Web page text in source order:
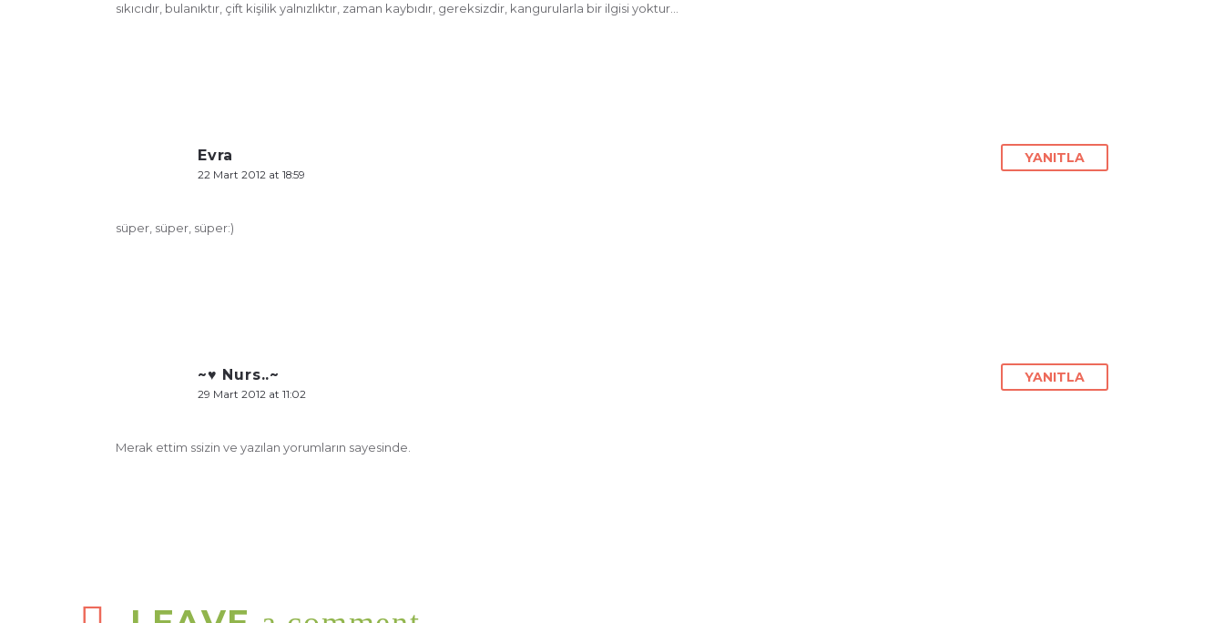
sıkıcıdır, bulanıktır, çift kişilik yalnızlıktır, zaman kaybıdır, gereksizdir, kangurularla bir ilgisi yoktur…
Evra
22 Mart 2012 at 18:59
YANITLA
süper, süper, süper:)
~♥ Nurs..~
29 Mart 2012 at 11:02
YANITLA
Merak ettim ssizin ve yazılan yorumların sayesinde.